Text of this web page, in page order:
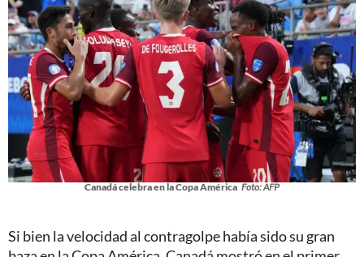
Canadá celebra en la Copa América Foto: AFP
Si bien la velocidad al contragolpe había sido su gran